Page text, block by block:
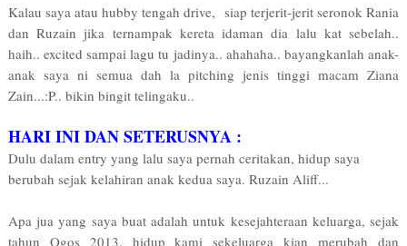
Kalau saya atau hubby tengah drive, siap terjerit-jerit seronok Rania
dan Ruzain jika ternampak kereta idaman dia lalu kat sebelah..
haih.. excited sampai lagu tu jadinya.. ahahaha.. bayangkanlah anak-
anak saya ni semua dah la pitching jenis tinggi macam Ziana
Zain...:P.. bikin bingit telingaku..
HARI INI DAN SETERUSNYA :
Dulu dalam entry yang lalu saya pernah ceritakan, hidup saya
berubah sejak kelahiran anak kedua saya. Ruzain Aliff...
Apa jua yang saya buat adalah untuk kesejahteraan keluarga, sejak
tahun Ogos 2013, hidup kami sekeluarga kian merubah dan